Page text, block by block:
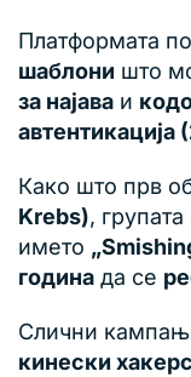
Платформата
шаблони што
за најава и
автентикација
Како што прв
Krebs),
името
година да се
Слични
кинески